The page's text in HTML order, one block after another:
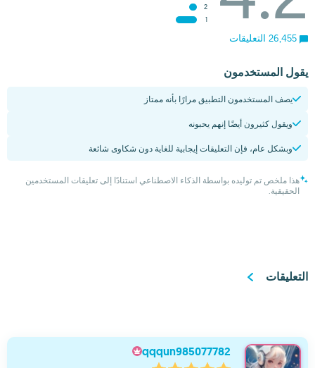
2
1
يقول المستخدمون
يصف المستخدمون التطبيق مرارًا بأنه ممتاز
ويقول كثيرون أيضًا إنهم يحبونه
وبشكل عام، فإن التعليقات إيجابية للغاية دون شكاوى شائعة
هذا ملخص تم توليده بواسطة الذكاء الاصطناعي استنادًا إلى تعليقات المستخدمين
الحقيقية.
التعليقات
qqqun985077782